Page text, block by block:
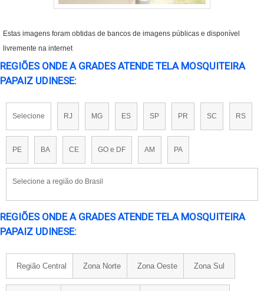
Estas imagens foram obtidas de bancos de imagens públicas e disponível
livremente na internet
REGIÕES ONDE A GRADES ATENDE TELA MOSQUITEIRA
PAPAIZ UDINESE:
Selecione RJ MG ES SP PR SC RS
PE BA CE GO e DF AM PA
Selecione a região do Brasil
REGIÕES ONDE A GRADES ATENDE TELA MOSQUITEIRA
PAPAIZ UDINESE:
Região Central Zona Norte Zona Oeste Zona Sul